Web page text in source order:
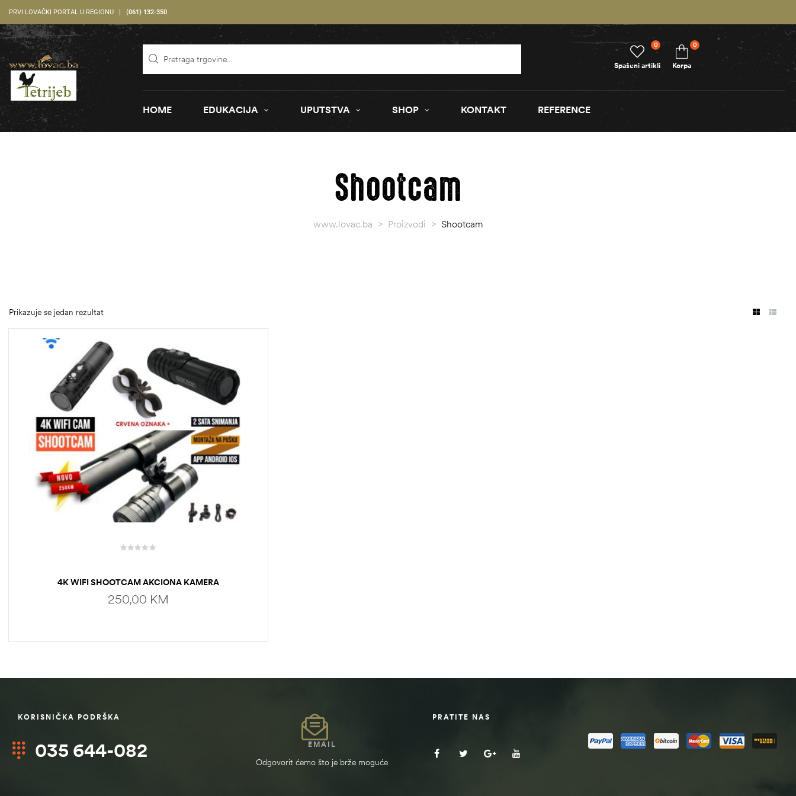
PRVI LOVAČKI PORTAL U REGIONU (061) 132-350
Spašeni artikli
0
Korpa
0
HOME EDUKACIJA UPUTSTVA SHOP KONTAKT REFERENCE
Shootcam
www.lovac.ba > Proizvodi > Shootcam
Prikazuje se jedan rezultat
4K WIFI SHOOTCAM AKCIONA KAMERA
250,00 KM
KORISNIČKA PODRŠKA
035 644-082 EMAIL
Odgovorit ćemo što je brže moguće
PRATITE NAS